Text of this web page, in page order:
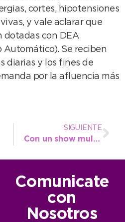
cortes, hipotensiones
y vale aclarar que
dotadas con DEA
Se reciben
diarias y los fines de
por la afluencia más
SIGUIENTE
Con un show multicolor enfocado en las emociones, quedó inaugurado el 64° Festival Infantil
Comunicate
con
Nosotros